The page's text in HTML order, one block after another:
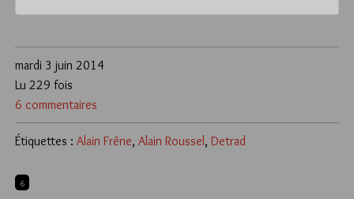
mardi 3 juin 2014
6 commentaires
Lu 229 fois
Étiquettes : Alain Frêne, Alain Roussel , Detrad
6